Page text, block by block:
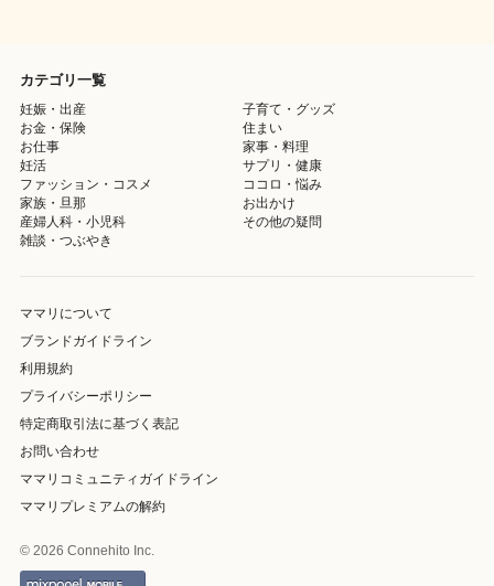
カテゴリ一覧
妊娠・出産
子育て・グッズ
お金・保険
住まい
お仕事
家事・料理
妊活
サプリ・健康
ファッション・コスメ
ココロ・悩み
家族・旦那
お出かけ
産婦人科・小児科
その他の疑問
雑談・つぶやき
ママリについて
ブランドガイドライン
利用規約
プライバシーポリシー
特定商取引法に基づく表記
お問い合わせ
ママリコミュニティガイドライン
ママリプレミアムの解約
© 2026 Connehito Inc.